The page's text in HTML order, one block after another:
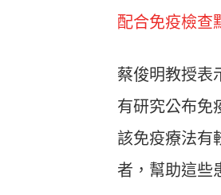
配合免疫檢查
蔡俊明教授表
有研究公布免
該免疫療法有
者，幫助這些